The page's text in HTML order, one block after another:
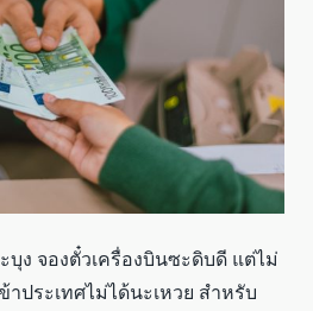
บุง จองตั๋วเครื่องบินซะดิบดี แต่ไม่
าประเทศไม่ได้นะเหวย สำหรับ